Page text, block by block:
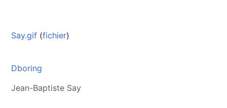
Say.gif (fichier)
Dboring
Jean-Baptiste Say